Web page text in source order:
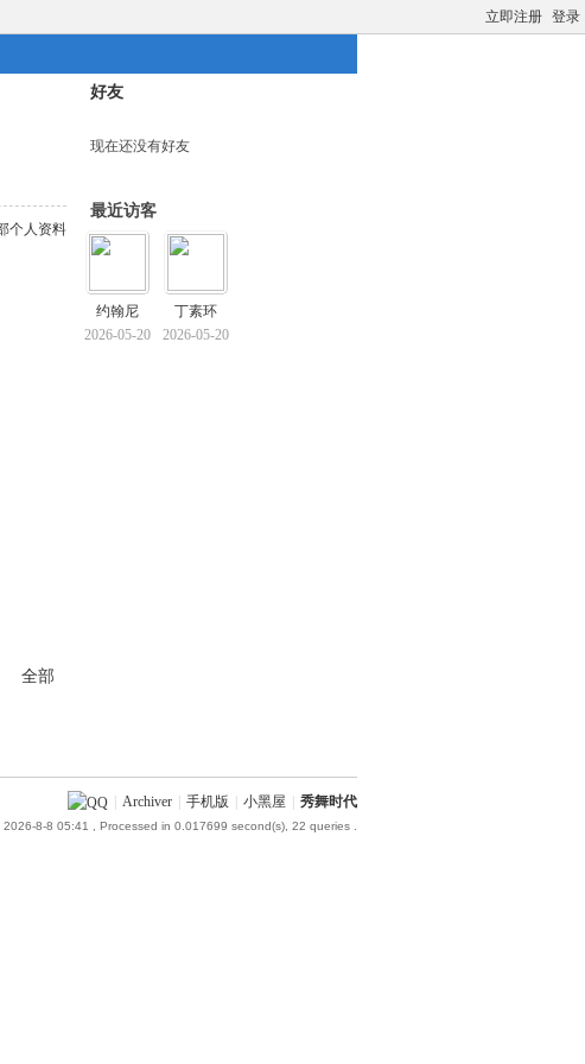
立即注册 登录
个人资料
全部
好友
现在还没有好友
最近访客
约翰尼
2026-05-20
丁素环
2026-05-20
Archiver 手机版 小黑屋 秀舞时代
2026-8-8 05:41 , Processed in 0.017699 second(s), 22 queries .